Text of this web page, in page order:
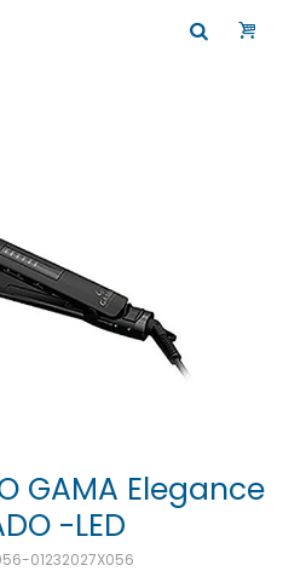
GAMA Elegance
-LED
01232027X056